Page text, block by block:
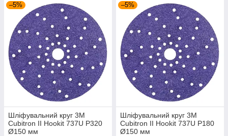
–5%
Шліфувальний круг 3M
Cubitron II Hookit 737U P320
Ø150 мм
–5%
Шліфувальний круг 3M
Cubitron II Hookit 737U P180
Ø150 мм